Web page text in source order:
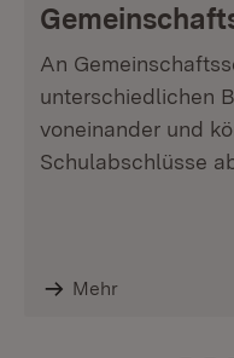
An
unterschiedlichen
voneinander und
Schulabschlüsse
Mehr